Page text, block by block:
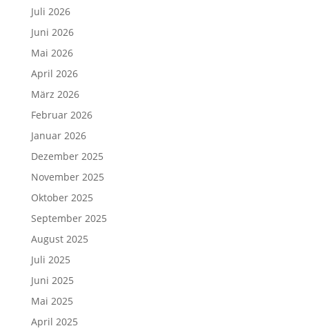
Juli 2026
Juni 2026
Mai 2026
April 2026
März 2026
Februar 2026
Januar 2026
Dezember 2025
November 2025
Oktober 2025
September 2025
August 2025
Juli 2025
Juni 2025
Mai 2025
April 2025